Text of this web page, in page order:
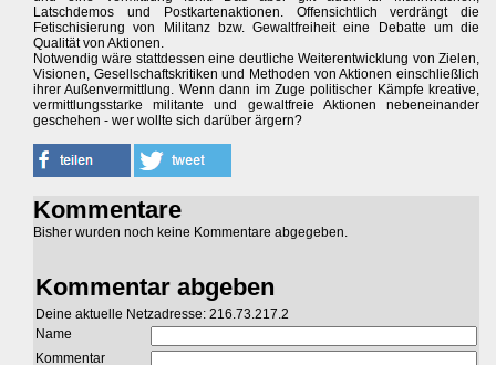
Latschdemos und Postkartenaktionen. Offensichtlich verdrängt die
Fetischisierung von Militanz bzw. Gewaltfreiheit eine Debatte um die
Qualität von Aktionen.
Notwendig wäre stattdessen eine deutliche Weiterentwicklung von Zielen,
Visionen, Gesellschaftskritiken und Methoden von Aktionen einschließlich
ihrer Außenvermittlung. Wenn dann im Zuge politischer Kämpfe kreative,
vermittlungsstarke militante und gewaltfreie Aktionen nebeneinander
geschehen - wer wollte sich darüber ärgern?
Kommentare
Bisher wurden noch keine Kommentare abgegeben.
Kommentar abgeben
Deine aktuelle Netzadresse: 216.73.217.2
Name
Kommentar